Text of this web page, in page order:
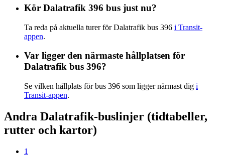
Kör Dalatrafik 396 bus just nu?
Ta reda på aktuella turer för Dalatrafik bus 396 i Transit-
appen.
Var ligger den närmaste hållplatsen för
Dalatrafik bus 396?
Se vilken hållplats för bus 396 som ligger närmast dig i
Transit-appen.
Andra Dalatrafik-buslinjer (tidtabeller,
rutter och kartor)
1